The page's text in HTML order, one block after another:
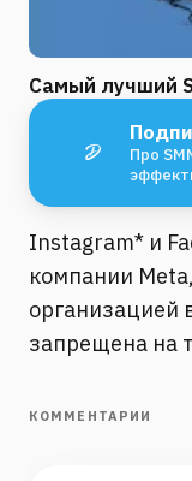
Самый лучший
Про
Instagram* и
компании
организацией
запрещена на
КОММЕНТАРИИ